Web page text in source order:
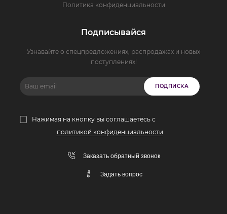
Политика конфиденциальности
Подписывайся
Узнавайте о спецпредложениях, распродажах и новых
поступлениях!
ПОДПИСКА
Нажимая на кнопку вы соглашаетесь с
политикой конфиденциальности
Заказать обратный звонок
Задать вопрос